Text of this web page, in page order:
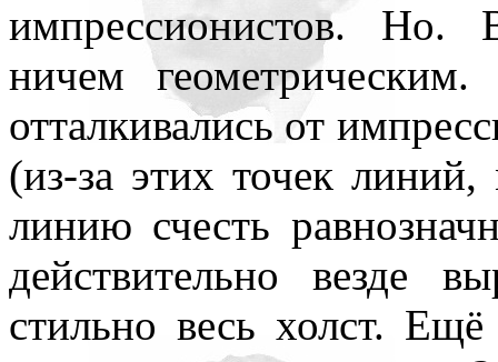
импрессионистов. Но.
ничем
отталкивались от
(из-за этих точек
линию счесть
действительно везде
стильно весь холст.